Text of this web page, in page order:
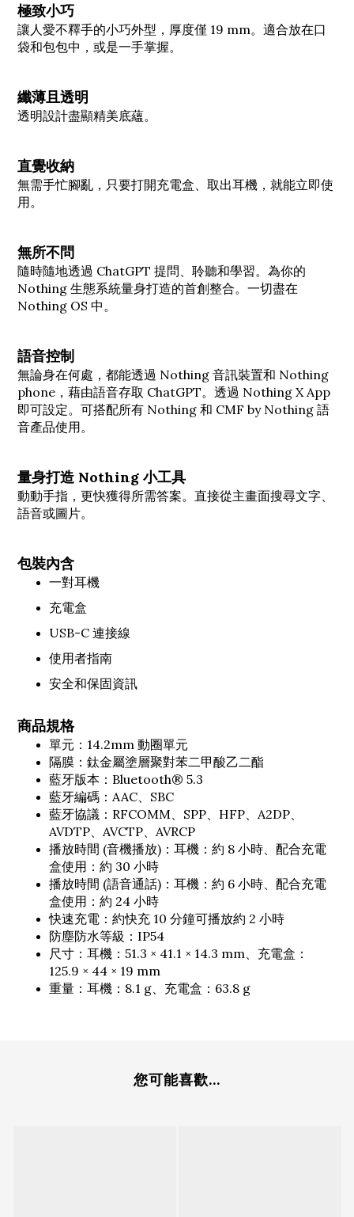
極致小巧
讓人愛不釋手的小巧外型，厚度僅 19 mm。適合放在口
袋和包包中，或是一手掌握。
纖薄且透明
透明設計盡顯精美底蘊。
直覺收納
無需手忙腳亂，只要打開充電盒、取出耳機，就能立即使
用。
無所不問
隨時隨地透過 ChatGPT 提問、聆聽和學習。為你的
Nothing 生態系統量身打造的首創整合。一切盡在
Nothing OS 中。
語音控制
無論身在何處，都能透過 Nothing 音訊裝置和 Nothing
phone，藉由語音存取 ChatGPT。透過 Nothing X App
即可設定。可搭配所有 Nothing 和 CMF by Nothing 語
音產品使用。
量身打造 Nothing 小工具
動動手指，更快獲得所需答案。直接從主畫面搜尋文字、
語音或圖片。
包裝內含
一對耳機
充電盒
USB-C 連接線
使用者指南
安全和保固資訊
商品規格
單元：14.2mm 動圈單元
隔膜：鈦金屬塗層聚對苯二甲酸乙二酯
藍牙版本：Bluetooth® 5.3
藍牙編碼：AAC、SBC
藍牙協議：RFCOMM、SPP、HFP、A2DP、
AVDTP、AVCTP、AVRCP
播放時間 (音機播放)：耳機：約 8 小時、配合充電
盒使用：約 30 小時
播放時間 (語音通話)：耳機：約 6 小時、配合充電
盒使用：約 24 小時
快速充電：約快充 10 分鐘可播放約 2 小時
防塵防水等級：IP54
尺寸：耳機：51.3 × 41.1 × 14.3 mm、充電盒：
125.9 × 44 × 19 mm
重量：耳機：8.1 g、充電盒：63.8 g
您可能喜歡...